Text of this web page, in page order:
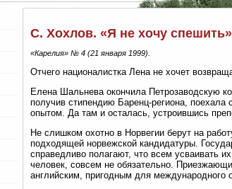
С. Хохлов. «Я не хочу спешить»
«Карелия» № 4 (21 января 1999).
Отчего националистка Лена не хочет
Елена Шальнева окончила Петрозаводскую
получив стипендию Баренц-региона,
опытом. Да там и осталась, устроившись
Не слишком охотно в Норвегии берут на
подходящей норвежской кандидатуры.
справедливо полагают, что всем усваивать
человек, совсем не обязательно.
английским, пригодным для международного